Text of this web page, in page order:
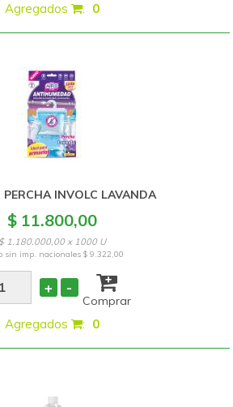
Agregados : 0
PERCHA INVOLC LAVANDA
$ 11.800,00
$ 1.180.000,00 x 1000 U
sin imp. nacionales$ 9.322,00
+ -
Comprar
Agregados : 0